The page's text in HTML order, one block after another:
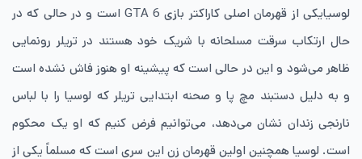
لوسیایکی از قهرمان اصلی کاراکتر بازی GTA 6 است و در حالی که در
حال ارتکاب سرقت مسلحانه با شریک خود هستند در تریلر رونمایی
ظاهر می‌شود و این در حالی است که پیشینه او هنوز فاش نشده است
و به دلیل دستبند مچ پا و صحنه ابتدایی تریلر که لوسیا را با لباس
نارنجی زندان نشان می‌دهد، می‌توانیم فرض کنیم که او یک محکوم
است. لوسیا همچنین اولین قهرمان زن این سری است که مسلماً یکی از